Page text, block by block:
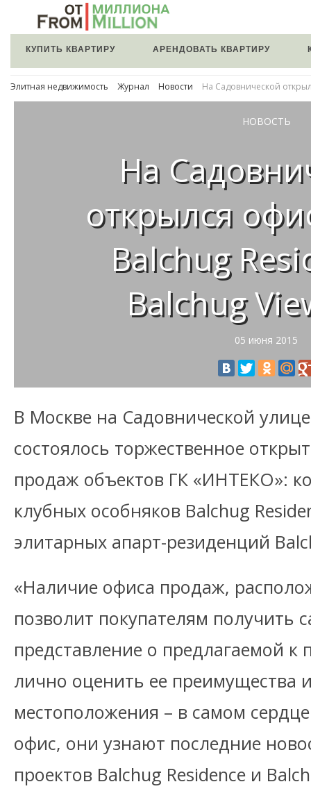
КУПИТЬ КВАРТИРУ АРЕНДОВАТЬ КВАРТИРУ
Элитная недвижимость Журнал Новости На Садовнической
НОВОСТЬ
На
открылся
Balchug
Balchug
05 июня 2015
В Москве на Садовнической
состоялось торжественное
продаж объектов ГК «ИНТЕКО»:
клубных особняков Balchug
элитарных апарт-резиденций
«Наличие офиса продаж,
позволит покупателям получить
представление о предлагаемой
лично оценить ее преимущества
местоположения – в самом
офис, они узнают последние
проектов Balchug Residence и